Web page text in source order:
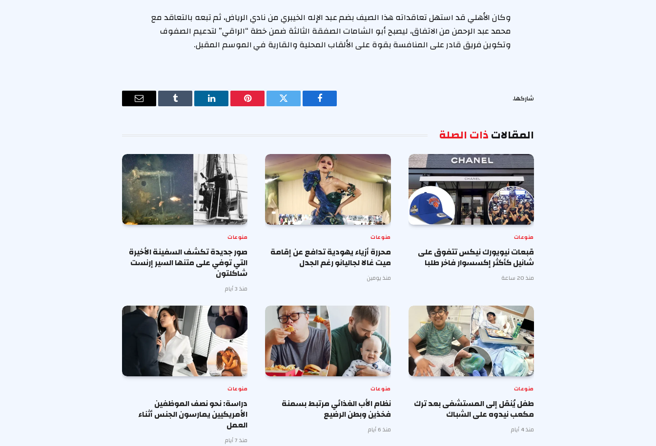
وكان الأهلي قد استهل تعاقداته هذا الصيف بضم عبد الإله الخيبري من نادي الرياض، ثم تبعه بالتعاقد مع
محمد عبد الرحمن من الاتفاق، ليصبح أبو الشامات الصفقة الثالثة ضمن خطة “الراقي” لتدعيم الصفوف
وتكوين فريق قادر على المنافسة بقوة على الألقاب المحلية والقارية في الموسم المقبل.
شاركها.
فيسبوك تويتر بينتيريستلينكدإن Tumblr
البريد
المقالاتذات الصلة
منوعات
قبعات نيويورك نيكس تتفوق على
شانيل كأكثر إكسسوار فاخر طلبا
منذ 20 ساعة
منوعات
محررة أزياء يهودية تدافع عن إقامة
ميت غالا لجاليانو رغم الجدل
منذ يومين
منوعات
صور جديدة تكشف السفينة الأخيرة
التي توفي على متنها السير إرنست
شاكلتون
منذ 3 أيام
منوعات
طفل يُنقل إلى المستشفى بعد ترك
مكعب نيدوه على الشباك
منذ 4 أيام
منوعات
نظام الأب الغذائي مرتبط بسمنة
فخذين وبطن الرضيع
منذ 6 أيام
منوعات
دراسة: نحو نصف الموظفين
الأمريكيين يمارسون الجنس أثناء
العمل
منذ 7 أيام